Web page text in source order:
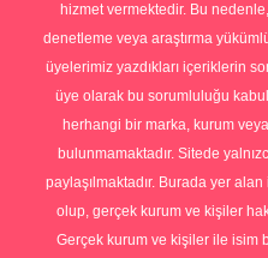
hizmet vermektedir. Bu
denetleme veya araştırma
üyelerimiz yazdıkları içeriklerin
üye olarak bu sorumluluğu
herhangi bir marka, kurum
bulunmamaktadır. Sitede
paylaşılmaktadır. Burada yer
olup, gerçek kurum ve kişiler
Gerçek kurum ve kişiler ile isim